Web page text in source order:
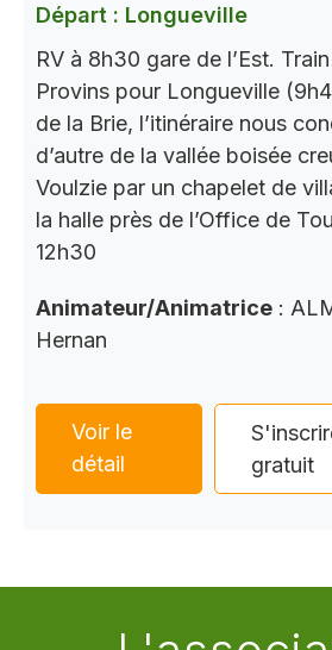
Départ : Longueville
RV à 8h30 gare de l’Est.
Provins pour Longueville
de la Brie, l’itinéraire nous
d’autre de la vallée boisée
Voulzie par un chapelet de
la halle près de l’Office de
12h30
Animateur/Animatrice :
Hernan
Voir le
détail
gratuit